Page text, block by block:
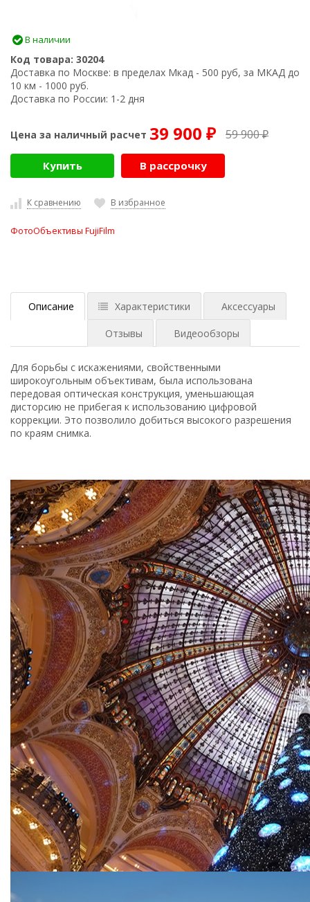
В наличии
Код товара: 30204
Доставка по Москве: в пределах Мкад - 500 руб, за МКАД до
10 км - 1000 руб.
Доставка по России: 1-2 дня
Цена за наличный расчет 39 900 ₽ 59 900₽
Купить В рассрочку
К сравнению В избранное
ФотоОбъективы FujiFilm
Описание Характеристики Аксессуары
Отзывы Видеообзоры
Для борьбы с искажениями, свойственными
широкоугольным объективам, была использована
передовая оптическая конструкция, уменьшающая
дисторсию не прибегая к использованию цифровой
коррекции. Это позволило добиться высокого разрешения
по краям снимка.